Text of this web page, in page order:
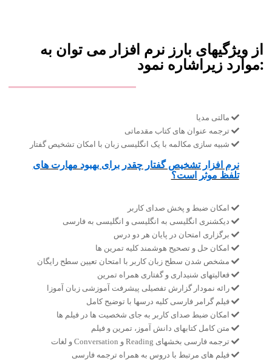
از ویژگیهای بارز نرم افزار می توان به
موارد زیراشاره نمود:
مالتی مدیا
ترجمه عنوان های کتاب مقدماتی
شبیه سازی مکالمه با یک انگلیسی زبان با امکان تشخیص گفتار
نرم افزار تشخیص گفتار چقدر برای بهبود مهارت های
تلفظ موثر است؟
امکان ضبط و پخش صدای کاربر
دیکشنری انگلیسی به انگلیسی و انگلیسی به فارسی
برگزاری امتحان در پایان هر دو درس
امکان حل و تصحیح هوشمند کلیه تمرین ها
مشخص شدن سطح زبان کاربر با امتحان تعیین سطح رایگان
فعالیتهای شنیداری و گفتاری همراه تمرین
رائه نمودار گزارش تفصیلی پیشرفت آموزشی زبان آموزا
فیلم گرامر فارسی کلیه درسها با توضیح کامل
امکان ضبط صدای کاربر به جای شخصیت ها در فیلم ها
متن کامل کتابهای دانش آموز، تمرین و فیلم
ترجمه فارسی بخشهای Reading و Conversation و لغات
فیلم های مرتبط با دروس به همراه ترجمه فارسی